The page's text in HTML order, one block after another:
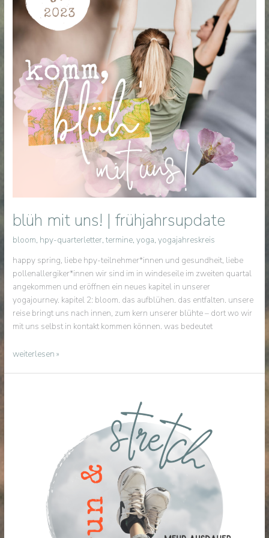
blüh mit uns! | frühjahrsupdate
bloom, hpy-quarterletter,termine,yoga,yogajahreskreis
happy spring, liebe hpy-teilnehmer*innen und gesundheit, liebe
pollenallergiker*innen wir sind im in windeseile im zweiten quartal
angekommen und eröffnen ein neues kapitel in unserer
yogajourney. kapitel 2: bloom. das aufblühen. das entfalten. unsere
reise bringt uns nach innen, zum kern unserer blühte – dort wo wir
mit uns selbst in kontakt kommen können. was bedeutet
blüh
weiterlesen »